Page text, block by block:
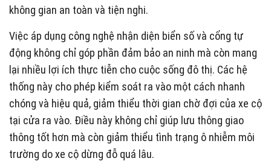
không gian an toàn và tiện nghi.
Việc áp dụng công nghệ nhận diện biển số và cổng tự
động không chỉ góp phần đảm bảo an ninh mà còn mang
lại nhiều lợi ích thực tiễn cho cuộc sống đô thị. Các hệ
thống này cho phép kiểm soát ra vào một cách nhanh
chóng và hiệu quả, giảm thiểu thời gian chờ đợi của xe cộ
tại cửa ra vào. Điều này không chỉ giúp lưu thông giao
thông tốt hơn mà còn giảm thiểu tình trạng ô nhiễm môi
trường do xe cộ dừng đỗ quá lâu.